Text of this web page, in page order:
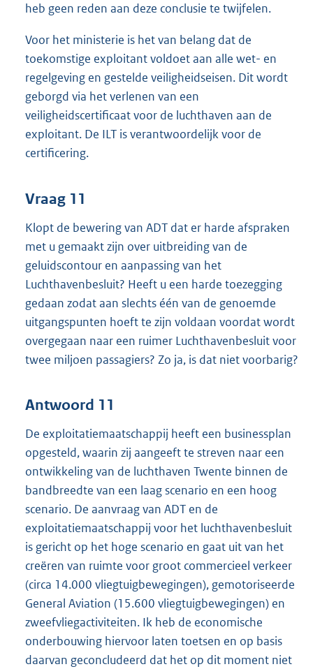
heb geen reden aan deze conclusie te twijfelen.
Voor het ministerie is het van belang dat de
toekomstige exploitant voldoet aan alle wet- en
regelgeving en gestelde veiligheidseisen. Dit wordt
geborgd via het verlenen van een
veiligheidscertificaat voor de luchthaven aan de
exploitant. De ILT is verantwoordelijk voor de
certificering.
Vraag 11
Klopt de bewering van ADT dat er harde afspraken
met u gemaakt zijn over uitbreiding van de
geluidscontour en aanpassing van het
Luchthavenbesluit? Heeft u een harde toezegging
gedaan zodat aan slechts één van de genoemde
uitgangspunten hoeft te zijn voldaan voordat wordt
overgegaan naar een ruimer Luchthavenbesluit voor
twee miljoen passagiers? Zo ja, is dat niet voorbarig?
Antwoord 11
De exploitatiemaatschappij heeft een businessplan
opgesteld, waarin zij aangeeft te streven naar een
ontwikkeling van de luchthaven Twente binnen de
bandbreedte van een laag scenario en een hoog
scenario. De aanvraag van ADT en de
exploitatiemaatschappij voor het luchthavenbesluit
is gericht op het hoge scenario en gaat uit van het
creëren van ruimte voor groot commercieel verkeer
(circa 14.000 vliegtuigbewegingen), gemotoriseerde
General Aviation (15.600 vliegtuigbewegingen) en
zweefvliegactiviteiten. Ik heb de economische
onderbouwing hiervoor laten toetsen en op basis
daarvan geconcludeerd dat het op dit moment niet